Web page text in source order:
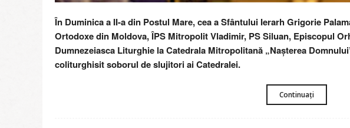
În Duminica a II-a din Postul Mare, cea a Sfântului Ierarh Grigorie
Ortodoxe din Moldova, ÎPS Mitropolit Vladimir, PS Siluan, Episcopul
Dumnezeiasca Liturghie la Catedrala Mitropolitană „Nașterea
coliturghisit soborul de slujitori ai Catedralei.
Continuați